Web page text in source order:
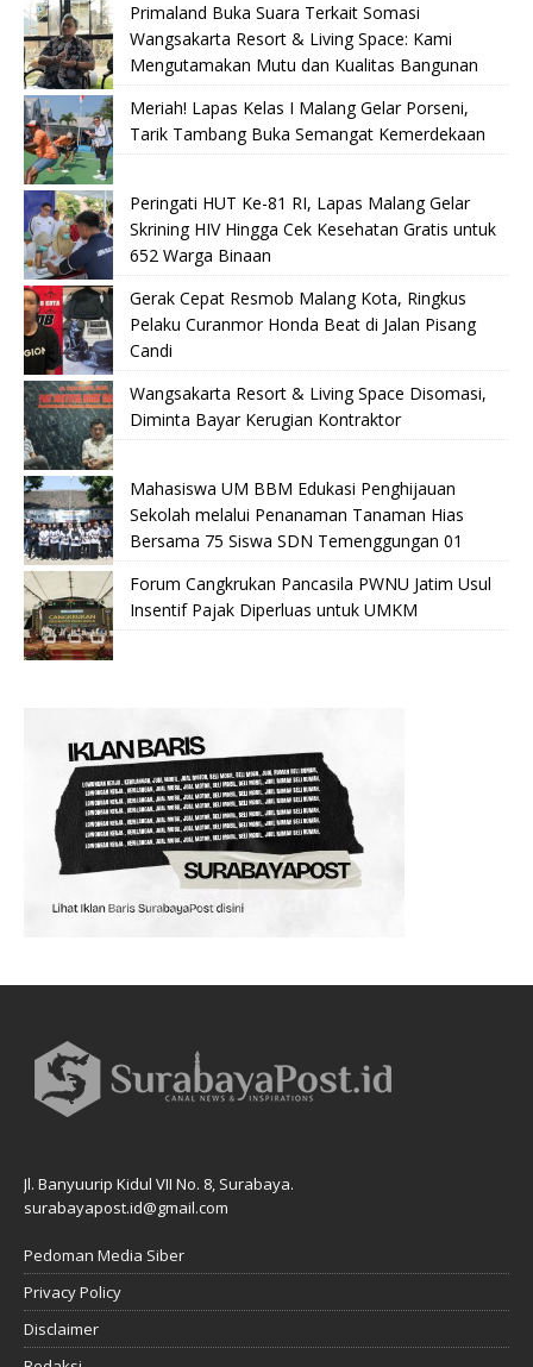
Primaland Buka Suara Terkait Somasi
Wangsakarta Resort & Living Space: Kami
Mengutamakan Mutu dan Kualitas Bangunan
Meriah! Lapas Kelas I Malang Gelar Porseni,
Tarik Tambang Buka Semangat Kemerdekaan
Peringati HUT Ke-81 RI, Lapas Malang Gelar
Skrining HIV Hingga Cek Kesehatan Gratis untuk
652 Warga Binaan
Gerak Cepat Resmob Malang Kota, Ringkus
Pelaku Curanmor Honda Beat di Jalan Pisang
Candi
Wangsakarta Resort & Living Space Disomasi,
Diminta Bayar Kerugian Kontraktor
Mahasiswa UM BBM Edukasi Penghijauan
Sekolah melalui Penanaman Tanaman Hias
Bersama 75 Siswa SDN Temenggungan 01
Forum Cangkrukan Pancasila PWNU Jatim Usul
Insentif Pajak Diperluas untuk UMKM
Jl. Banyuurip Kidul VII No. 8, Surabaya.
surabayapost.id@gmail.com
Pedoman Media Siber
Privacy Policy
Disclaimer